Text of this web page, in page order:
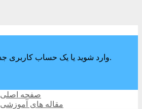
وارد شوید یا یک حساب کاربری جدید ایجاد کنید.
صفحه اصلی
مقاله های آموزشی